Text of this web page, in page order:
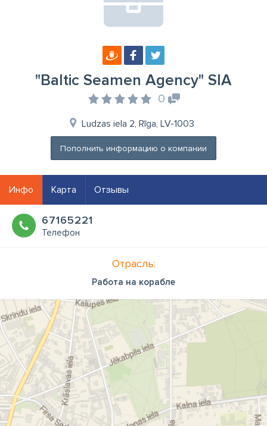
"Baltic Seamen Agency" SIA
0
Ludzas iela 2, Rīga, LV-1003
Пополнить информацию о компании
Инфо Карта Отзывы
67165221
Телефон
Отрасль:
Работа на корабле